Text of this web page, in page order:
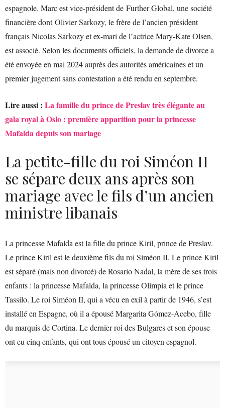
espagnole. Marc est vice-président de Further Global, une société
financière dont Olivier Sarkozy, le frère de l’ancien président
français Nicolas Sarkozy et ex-mari de l’actrice Mary-Kate Olsen,
est associé. Selon les documents officiels, la demande de divorce a
été envoyée en mai 2024 auprès des autorités américaines et un
premier jugement sans contestation a été rendu en septembre.
Lire aussi : La famille du prince de Preslav très élégante au
gala royal à Oslo : première apparition pour la princesse
Mafalda depuis son mariage
La petite-fille du roi Siméon II
se sépare deux ans après son
mariage avec le fils d’un ancien
ministre libanais
La princesse Mafalda est la fille du prince Kiril, prince de Preslav.
Le prince Kiril est le deuxième fils du roi Siméon II. Le prince Kiril
est séparé (mais non divorcé) de Rosario Nadal, la mère de ses trois
enfants : la princesse Mafalda, la princesse Olimpia et le prince
Tassilo. Le roi Siméon II, qui a vécu en exil à partir de 1946, s’est
installé en Espagne, où il a épousé Margarita Gómez-Acebo, fille
du marquis de Cortina. Le dernier roi des Bulgares et son épouse
ont eu cinq enfants, qui ont tous épousé un citoyen espagnol.